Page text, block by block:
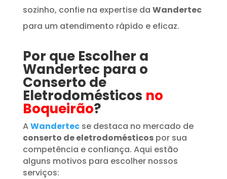
sozinho, confie na expertise da Wandertec
para um atendimento rápido e eficaz.
Por que Escolher a
Wandertec para o
Conserto de
Eletrodomésticos no
Boqueirão?
AWandertecse destaca no mercado de
conserto de eletrodomésticospor sua
competência e confiança. Aqui estão
alguns motivos para escolher nossos
serviços: